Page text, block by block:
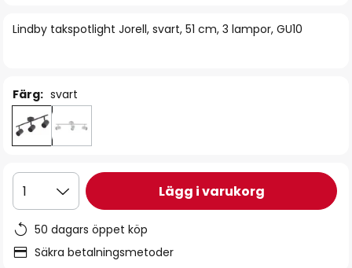
Lindby takspotlight Jorell, svart, 51 cm, 3 lampor, GU10
Färg: svart
1 Lägg i varukorg
50 dagars öppet köp
Säkra betalningsmetoder